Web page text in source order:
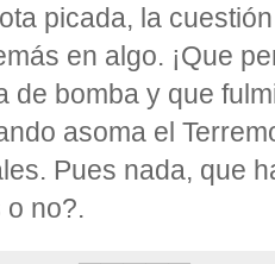
picada, la
en algo. ¡Que
de bomba y que
asoma el
Pues nada, que
o no?.